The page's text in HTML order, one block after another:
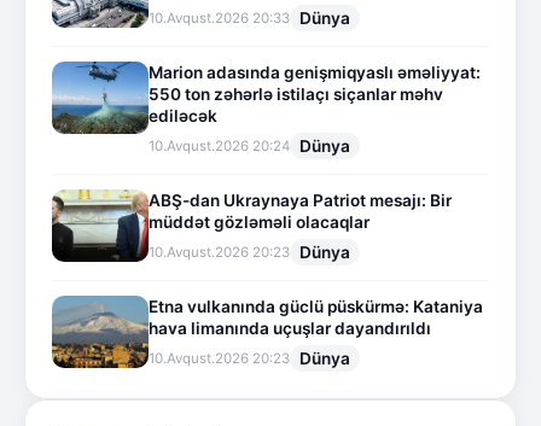
10.Avqust.2026 20:33 Dünya
Marion adasında genişmiqyaslı əməliyyat:
550 ton zəhərlə istilaçı siçanlar məhv
ediləcək
10.Avqust.2026 20:24 Dünya
ABŞ-dan Ukraynaya Patriot mesajı: Bir
müddət gözləməli olacaqlar
10.Avqust.2026 20:23 Dünya
Etna vulkanında güclü püskürmə: Kataniya
hava limanında uçuşlar dayandırıldı
10.Avqust.2026 20:23 Dünya